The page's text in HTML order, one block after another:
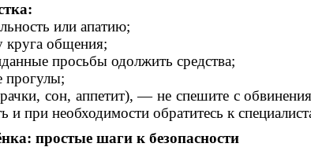
или апатию;
круга общения;
просьбы одолжить средства;
прогулы;
сон, аппетит), — не спешите с
при необходимости обратитесь к
простые шаги к безопасности